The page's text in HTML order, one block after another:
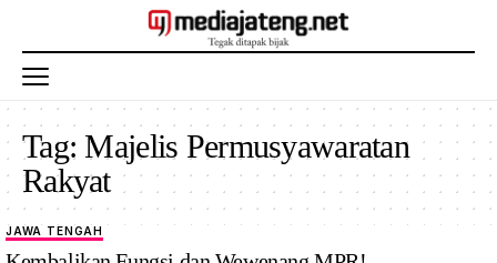
Tag:Majelis Permusyawaratan
Rakyat
JAWA TENGAH